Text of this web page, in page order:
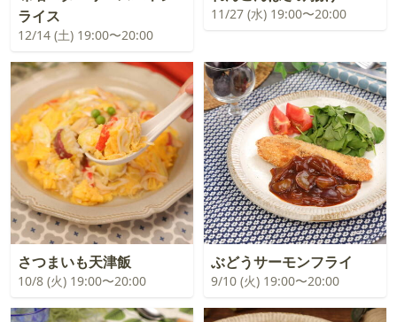
ライス
12/14 (土) 19:00〜20:00
11/27 (水) 19:00〜20:00
さつまいも天津飯
10/8 (火) 19:00〜20:00
ぶどうサーモンフライ
9/10 (火) 19:00〜20:00